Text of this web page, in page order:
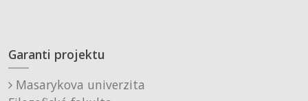
Garanti projektu
Masarykova univerzita